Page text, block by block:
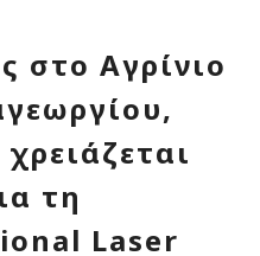
στο Αγρίνιο
τη
Laser